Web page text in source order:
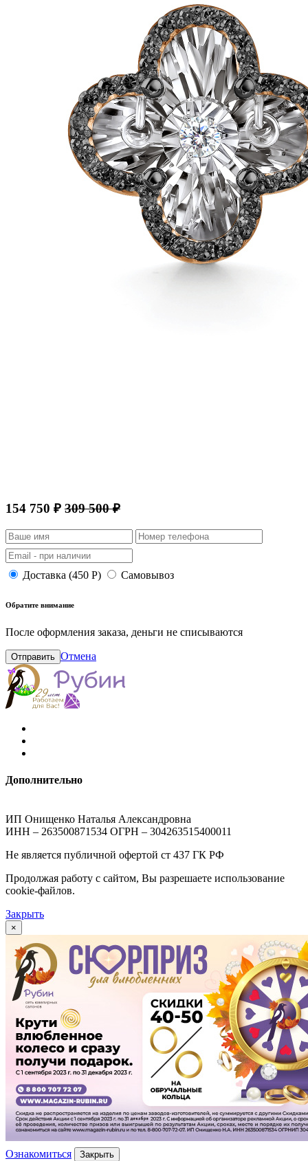
154 750 ₽ 309 500 ₽
Доставка (450 Р) Самовывоз
Обратите внимание
После оформления заказа, деньги не списываются
Отправить Отмена
Дополнительно
ИП Онищенко Наталья Александровна
ИНН – 263500871534 ОГРН – 304263515400011
Не является публичной офертой ст 437 ГК РФ
Продолжая работу с сайтом, Вы разрешаете использование
cookie-файлов.
Закрыть
×
Ознакомиться Закрыть